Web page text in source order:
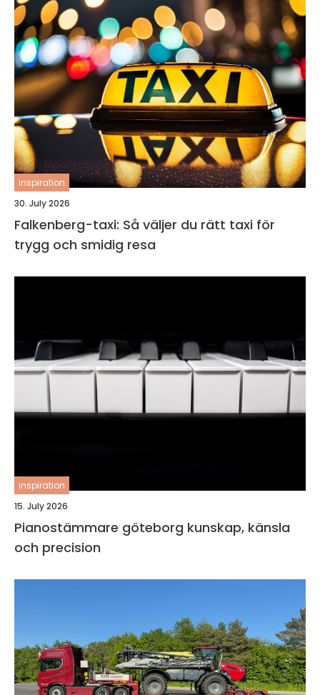
inspiration
30. July 2026
Falkenberg-taxi: Så väljer du rätt taxi för
trygg och smidig resa
inspiration
15. July 2026
Pianostämmare göteborg kunskap, känsla
och precision